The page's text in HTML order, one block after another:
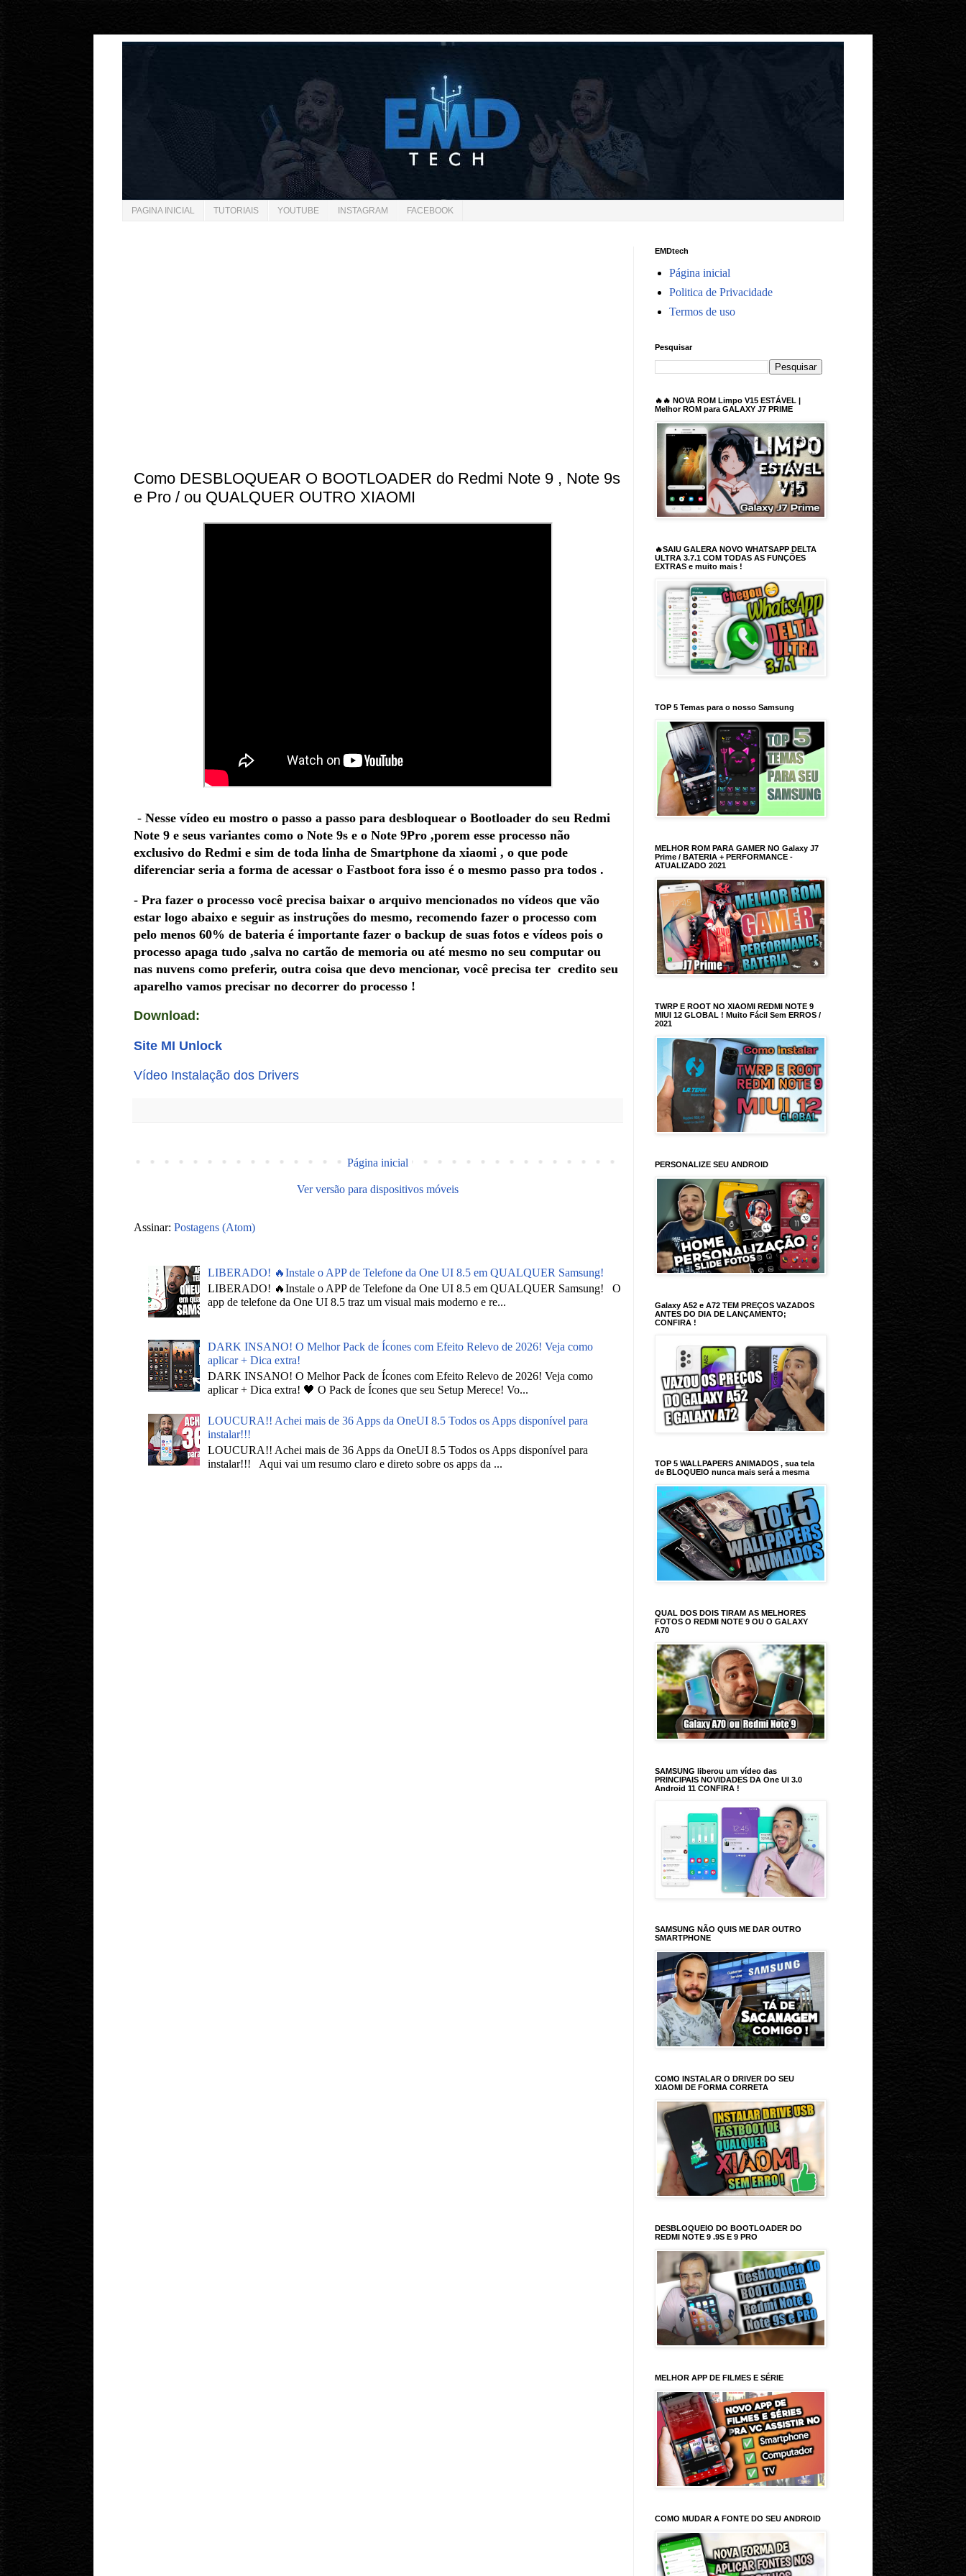
PAGINA INICIAL TUTORIAIS YOUTUBE INSTAGRAM FACEBOOK
Como DESBLOQUEAR O BOOTLOADER do Redmi Note 9 , Note 9s
e Pro / ou QUALQUER OUTRO XIAOMI
- Nesse vídeo eu mostro o passo a passo para desbloquear o Bootloader do seu Redmi
Note 9 e seus variantes como o Note 9s e o Note 9Pro ,porem esse processo não
exclusivo do Redmi e sim de toda linha de Smartphone da xiaomi , o que pode
diferenciar seria a forma de acessar o Fastboot fora isso é o mesmo passo pra todos .
- Pra fazer o processo você precisa baixar o arquivo mencionados no vídeos que vão
estar logo abaixo e seguir as instruções do mesmo, recomendo fazer o processo com
pelo menos 60% de bateria é importante fazer o backup de suas fotos e vídeos pois o
processo apaga tudo ,salva no cartão de memoria ou até mesmo no seu computar ou
nas nuvens como preferir, outra coisa que devo mencionar, você precisa ter credito seu
aparelho vamos precisar no decorrer do processo !
Download:
Site MI Unlock
Vídeo Instalação dos Drivers
Página inicial
Ver versão para dispositivos móveis
Assinar: Postagens (Atom)
LIBERADO! 🔥Instale o APP de Telefone da One UI 8.5 em QUALQUER Samsung!
LIBERADO! 🔥Instale o APP de Telefone da One UI 8.5 em QUALQUER Samsung! O
app de telefone da One UI 8.5 traz um visual mais moderno e re...
DARK INSANO! O Melhor Pack de Ícones com Efeito Relevo de 2026! Veja como
aplicar + Dica extra!
DARK INSANO! O Melhor Pack de Ícones com Efeito Relevo de 2026! Veja como
aplicar + Dica extra! 🖤 O Pack de Ícones que seu Setup Merece! Vo...
LOUCURA!! Achei mais de 36 Apps da OneUI 8.5 Todos os Apps disponível para
instalar!!!
LOUCURA!! Achei mais de 36 Apps da OneUI 8.5 Todos os Apps disponível para
instalar!!! Aqui vai um resumo claro e direto sobre os apps da ...
EMDtech
Página inicial
Politica de Privacidade
Termos de uso
Pesquisar
🔥🔥 NOVA ROM Limpo V15 ESTÁVEL |
Melhor ROM para GALAXY J7 PRIME
🔥SAIU GALERA NOVO WHATSAPP DELTA
ULTRA 3.7.1 COM TODAS AS FUNÇÕES
EXTRAS e muito mais !
TOP 5 Temas para o nosso Samsung
MELHOR ROM PARA GAMER NO Galaxy J7
Prime / BATERIA + PERFORMANCE -
ATUALIZADO 2021
TWRP E ROOT NO XIAOMI REDMI NOTE 9
MIUI 12 GLOBAL ! Muito Fácil Sem ERROS /
2021
PERSONALIZE SEU ANDROID
Galaxy A52 e A72 TEM PREÇOS VAZADOS
ANTES DO DIA DE LANÇAMENTO;
CONFIRA !
TOP 5 WALLPAPERS ANIMADOS , sua tela
de BLOQUEIO nunca mais será a mesma
QUAL DOS DOIS TIRAM AS MELHORES
FOTOS O REDMI NOTE 9 OU O GALAXY
A70
SAMSUNG liberou um vídeo das
PRINCIPAIS NOVIDADES DA One UI 3.0
Android 11 CONFIRA !
SAMSUNG NÃO QUIS ME DAR OUTRO
SMARTPHONE
COMO INSTALAR O DRIVER DO SEU
XIAOMI DE FORMA CORRETA
DESBLOQUEIO DO BOOTLOADER DO
REDMI NOTE 9 .9S E 9 PRO
MELHOR APP DE FILMES E SÉRIE
COMO MUDAR A FONTE DO SEU ANDROID